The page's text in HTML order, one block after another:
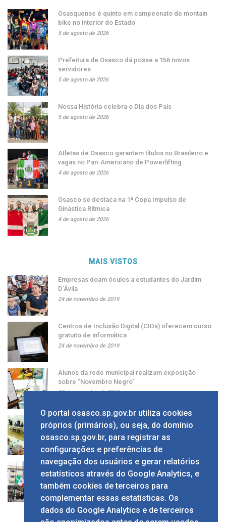
Osasquense é quinto em campeonato de montain
bike no interior do Estado
5 de agosto de 2026
Prefeitura de Osasco dá posse a 156 novos
servidores
5 de agosto de 2026
Nossa História celebra o Dia dos Pais
5 de agosto de 2026
Atletas de Osasco garantem títulos no Brasileiro e
vagas no Pan-Americano de Powerlifting
4 de agosto de 2026
Osasco se destaca na 1ª Copa Impulso de
Ginástica Rítmica
4 de agosto de 2026
MAIS VISTOS
Empresas doam óculos a estudantes do Jardim
D’Ávila
24 de novembro de 2019
Centros de Inclusão Digital (CIDs) oferecem curso
gratuito de informática
24 de novembro de 2019
Alunos da rede municipal realizam exposição
sobre “Novembro Negro”
24 de novembro de 2019
Grupo apresenta ao prefeito sugestão de alíquota
única de ISS
24 de novembro de 2019
Solenidade em comemoração ao Dia da Bandeira
no Calçadão
24 de novembro de 2019
O portal osasco.sp.gov.br utiliza cookies
próprios (primários), ou seja, do domínio
osasco.sp.gov.br, para registrar as
configurações e preferências de
navegação dos usuários e gerar relatórios
estatísticos através do Google Analytics, e
também cookies de terceiros para
complementar essas estatísticas. Os
dados do Google Analytics e de terceiros